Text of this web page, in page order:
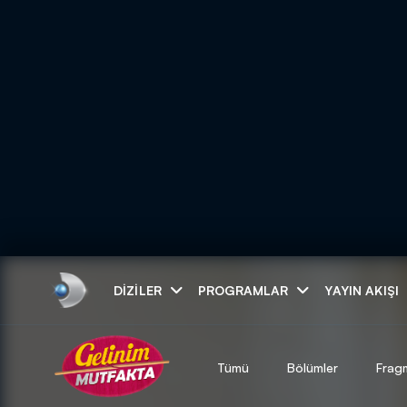
DIZILER PROGRAMLAR YAYIN AKIŞI
Tümü Bölümler